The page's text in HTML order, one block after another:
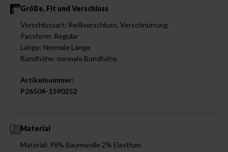
Größe, Fit und Verschluss
Verschlussart: Reißverschluss, Verschnürrung
Passform: Regular
Länge: Normale Länge
Bundhöhe: normale Bundhöhe
Artikelnummer:
P26504-1590252
Material
Material: 98% Baumwolle 2% Elasthan